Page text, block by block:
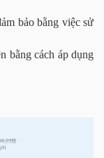
bảo bằng việc sử
bằng cách áp dụng